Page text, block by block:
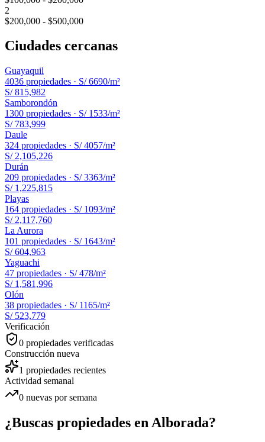
2
$200,000 - $500,000
Ciudades cercanas
Guayaquil
4036 propiedades · S/ 6690/m²
S/ 815,982
Samborondón
1300 propiedades · S/ 1533/m²
S/ 783,999
Daule
324 propiedades · S/ 4057/m²
S/ 2,105,226
Durán
209 propiedades · S/ 3363/m²
S/ 1,225,815
Playas
164 propiedades · S/ 1093/m²
S/ 2,117,760
La Aurora
101 propiedades · S/ 1643/m²
S/ 604,963
Yaguachi
47 propiedades · S/ 478/m²
S/ 1,581,996
Olón
38 propiedades · S/ 1165/m²
S/ 523,779
Verificación
0 propiedades verificadas
Construcción nueva
1 propiedades recientes
Actividad semanal
0 nuevas por semana
¿Buscas propiedades enAlborada?